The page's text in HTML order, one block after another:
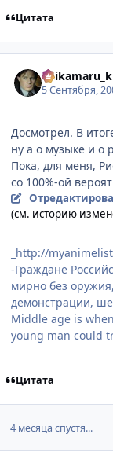
Цитата
5 Сентября,
Досмотрел. В
ну а о музыке и о
Пока, для меня,
со 100%-ой
(см. историю
_http://
-Граждане
мирно без
демонстрации,
Middle age is
young man could
Цитата
4 месяца спустя...